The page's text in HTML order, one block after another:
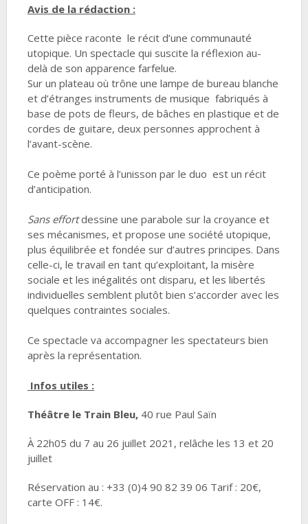
Avis de la rédaction :
Cette pièce raconte le récit d’une communauté
utopique. Un spectacle qui suscite la réflexion au-
delà de son apparence farfelue.
Sur un plateau où trône une lampe de bureau blanche
et d’étranges instruments de musique fabriqués à
base de pots de fleurs, de bâches en plastique et de
cordes de guitare, deux personnes approchent à
l’avant-scène.
Ce poème porté à l’unisson par le duo est un récit
d’anticipation.
Sans effortdessine une parabole sur la croyance et
ses mécanismes, et propose une société utopique,
plus équilibrée et fondée sur d’autres principes. Dans
celle-ci, le travail en tant qu’exploitant, la misère
sociale et les inégalités ont disparu, et les libertés
individuelles semblent plutôt bien s’accorder avec les
quelques contraintes sociales.
Ce spectacle va accompagner les spectateurs bien
après la représentation.
Infos utiles :
Théâtre le Train Bleu, 40 rue Paul Saïn
À 22h05 du 7 au 26 juillet 2021, relâche les 13 et 20
juillet
Réservation au : +33 (0)4 90 82 39 06 Tarif : 20€,
carte OFF : 14€.